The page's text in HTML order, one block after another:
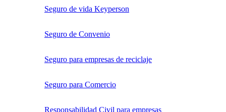
Seguro de vida Keyperson
Seguro de Convenio
Seguro para empresas de reciclaje
Seguro para Comercio
Responsabilidad Civil para empresas